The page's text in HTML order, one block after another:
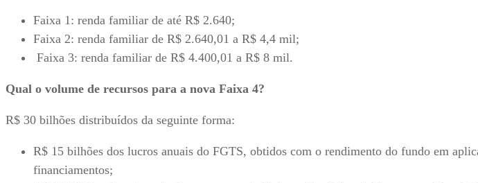
Faixa 1: renda familiar de até R$ 2.640;
Faixa 2: renda familiar de R$ 2.640,01 a R$ 4,4 mil;
Faixa 3: renda familiar de R$ 4.400,01 a R$ 8 mil.
Qual o volume de recursos para a nova Faixa 4?
R$ 30 bilhões distribuídos da seguinte forma:
R$ 15 bilhões dos lucros anuais do FGTS, obtidos com o rendimento do fundo em
financiamentos;